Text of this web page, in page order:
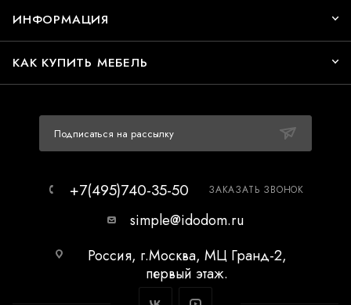
ИНФОРМАЦИЯ
КАК КУПИТЬ МЕБЕЛЬ
Подписаться на рассылку
+7(495)740-35-50 ЗАКАЗАТЬ ЗВОНОК
simple@idodom.ru
Россия, г.Москва, МЦ Гранд-2,
первый этаж.